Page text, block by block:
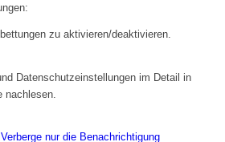
zu aktivieren/deaktivieren.
Datenschutzeinstellungen im Detail in
nachlesen.
Verberge nur die Benachrichtigung